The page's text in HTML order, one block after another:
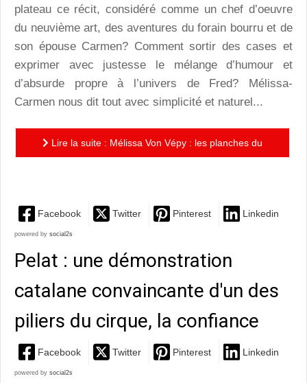
plateau ce récit, considéré comme un chef d’oeuvre
du neuvième art, des aventures du forain bourru et de
son épouse Carmen? Comment sortir des cases et
exprimer avec justesse le mélange d’humour et
d’absurde propre à l’univers de Fred? Mélissa-
Carmen nous dit tout avec simplicité et naturel...
Lire la suite : Mélissa Von Vépy : les planches du
Facebook Twitter Pinterest Linkedin
powered by social2s
Pelat : une démonstration
catalane convaincante d'un des
piliers du cirque, la confiance
Facebook Twitter Pinterest Linkedin
powered by social2s